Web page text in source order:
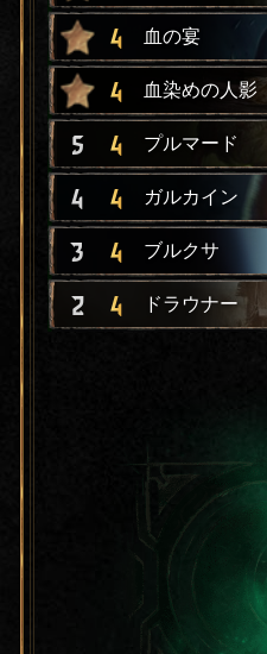
4 血の宴
4 血染めの人影
5 4 プルマード
4 4 ガルカイン
3 4 ブルクサ
2 4 ドラウナー